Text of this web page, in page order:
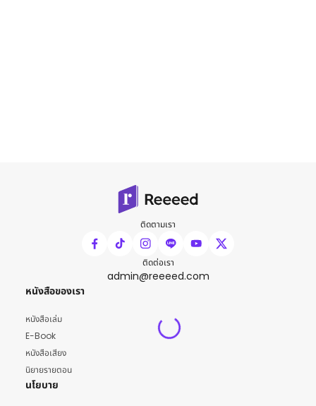
ติดตามเรา
ติดต่อเรา
admin@reeeed.com
หนังสือของเรา
หนังสือเล่ม
E-Book
หนังสือเสียง
นิยายรายตอน
นโยบาย